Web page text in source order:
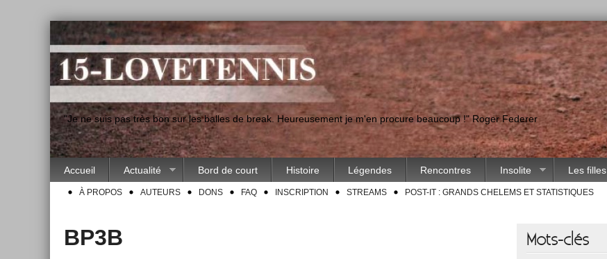
"Je ne suis pas très bon sur les balles de break. Heureusement je m'en procure beaucoup !" Roger Federer
Accueil Actualité Bord de court Histoire Légendes Rencontres Insolite Les filles
À PROPOS AUTEURS DONS FAQ INSCRIPTION STREAMS POST-IT : GRANDS CHELEMS ET STATISTIQUES
BP3B Mots-clés